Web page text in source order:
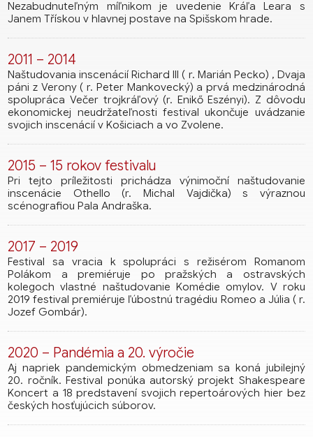
Nezabudnuteľným míľnikom je uvedenie Kráľa Leara s
Janem Třískou v hlavnej postave na Spišskom hrade.
2011 – 2014
Naštudovania inscenácií Richard III ( r. Marián Pecko) , Dvaja
páni z Verony ( r. Peter Mankovecký) a prvá medzinárodná
spolupráca Večer trojkráľový (r. Enikő Eszényi). Z dôvodu
ekonomickej neudržateľnosti festival ukončuje uvádzanie
svojich inscenácií v Košiciach a vo Zvolene.
2015 – 15 rokov festivalu
Pri tejto príležitosti prichádza výnimoční naštudovanie
inscenácie Othello (r. Michal Vajdička) s výraznou
scénografiou Pala Andraška.
2017 – 2019
Festival sa vracia k spolupráci s režisérom Romanom
Polákom a premiéruje po pražských a ostravských
kolegoch vlastné naštudovanie Komédie omylov. V roku
2019 festival premiéruje ľúbostnú tragédiu Romeo a Júlia ( r.
Jozef Gombár).
2020 – Pandémia a 20. výročie
Aj napriek pandemickým obmedzeniam sa koná jubilejný
20. ročník. Festival ponúka autorský projekt Shakespeare
Koncert a 18 predstavení svojich repertoárových hier bez
českých hosťujúcich súborov.